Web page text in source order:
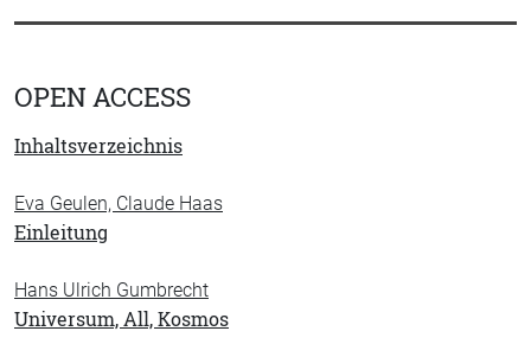
OPEN ACCESS
Inhaltsverzeichnis
Eva Geulen, Claude Haas
Einleitung
Hans Ulrich Gumbrecht
Universum, All, Kosmos